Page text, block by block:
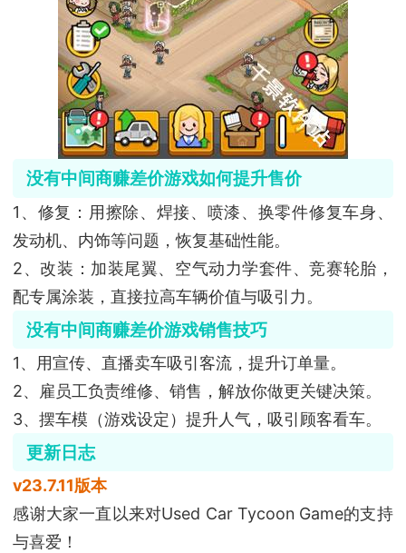
没有中间商赚差价游戏如何提升售价
1、修复：用擦除、焊接、喷漆、换零件修复车身、
发动机、内饰等问题，恢复基础性能。
2、改装：加装尾翼、空气动力学套件、竞赛轮胎，
配专属涂装，直接拉高车辆价值与吸引力。
没有中间商赚差价游戏销售技巧
1、用宣传、直播卖车吸引客流，提升订单量。
2、雇员工负责维修、销售，解放你做更关键决策。
3、摆车模（游戏设定）提升人气，吸引顾客看车。
更新日志
v23.7.11版本
感谢大家一直以来对Used Car Tycoon Game的支持
与喜爱！